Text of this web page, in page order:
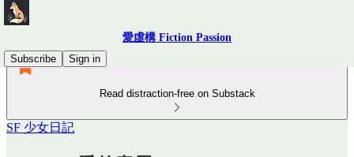
愛虛構 Fiction Passion
Subscribe
Sign in
Read distraction-free on Substack
SF 少女日記